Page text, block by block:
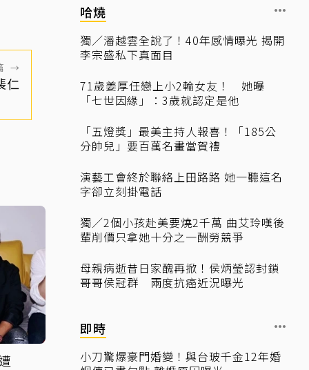
→
仁
哈燒
獨／潘越雲全說了！40年感情曝光 揭開
李宗盛私下真面目
71歲姜厚任戀上小2輪女友！ 她曝
「七世因緣」：3歲就認定是他
「五燈獎」最美主持人報喜！「185公
分帥兒」要百萬名畫當賀禮
演藝工會終於聯絡上田路路 她一聽這名
字卻立刻掛電話
獨／2個小孩赴美要燒2千萬 曲艾玲嘆後
輩削價只拿她十分之一酬勞競爭
母親病逝昔日家醜再掀！侯炳瑩認封鎖
哥哥侯冠群 兩度抗癌近況曝光
即時
小刀驚爆豪門婚變！與台玻千金12年婚